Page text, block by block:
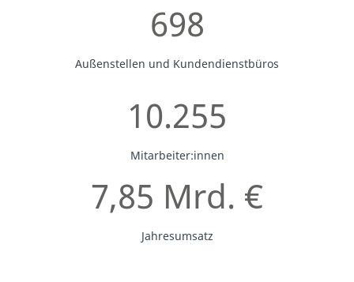
698
Außenstellen und Kundendienstbüros
10.255
Mitarbeiter:innen
7,85 Mrd. €
Jahresumsatz